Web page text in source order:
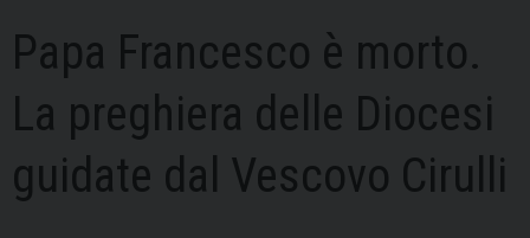
Papa Francesco è morto.
La preghiera delle Diocesi
guidate dal Vescovo Cirulli